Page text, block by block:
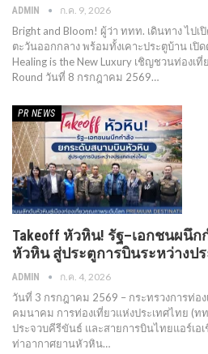
ADMIN ก.ค. 9, 2026
Bright and Bloom! ผู้ว่า ททท. เดินทาง ไปเ
ตะวันออกกลาง พร้อมทั้งเคาะประตูบ้าน เปิ
Healing is the New Luxury เชิญชวนท่องเ
Round วันที่ 8 กรกฎาคม 2569…
PR​ NEWS
Takeoff หัวหิน! รัฐ–เอกชนผนึ
หัวหิน สู่ประตูการบินระหว่างป
ADMIN ก.ค. 4, 2026
วันที่ 3 กรกฎาคม 2569 – กระทรวงการท่อ
คมนาคม การท่องเที่ยวแห่งประเทศไทย (
ประจวบคีรีขันธ์ และสายการบินไทยแอร์เอ
ท่าอากาศยานหัวหิน…